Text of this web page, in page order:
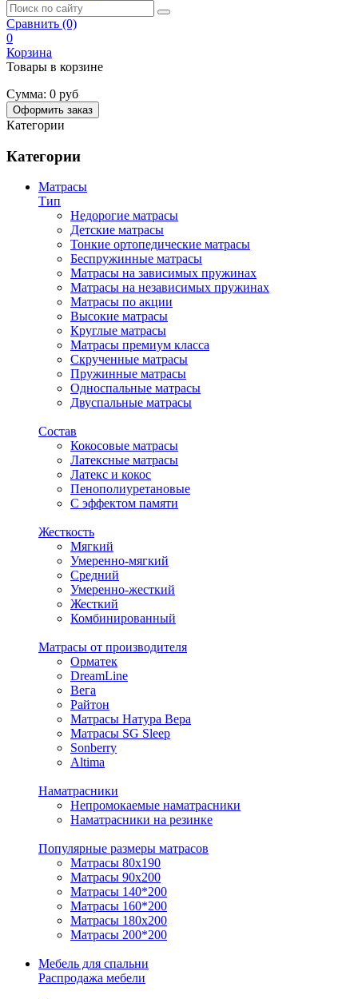
Сравнить (0)
0
Корзина
Товары в корзине
Сумма: 0 руб
Оформить заказ
Категории
Категории
Матрасы
Тип
Недорогие матрасы
Детские матрасы
Тонкие ортопедические матрасы
Беспружинные матрасы
Матрасы на зависимых пружинах
Матрасы на независимых пружинах
Матрасы по акции
Высокие матрасы
Круглые матрасы
Матрасы премиум класса
Скрученные матрасы
Пружинные матрасы
Односпальные матрасы
Двуспальные матрасы
Состав
Кокосовые матрасы
Латексные матрасы
Латекс и кокос
Пенополиуретановые
С эффектом памяти
Жесткость
Мягкий
Умеренно-мягкий
Средний
Умеренно-жесткий
Жесткий
Комбинированный
Матрасы от производителя
Орматек
DreamLine
Вега
Райтон
Матрасы Натура Вера
Матрасы SG Sleep
Sonberry
Altima
Наматрасники
Непромокаемые наматрасники
Наматрасники на резинке
Популярные размеры матрасов
Матрасы 80x190
Матрасы 90x200
Матрасы 140*200
Матрасы 160*200
Матрасы 180x200
Матрасы 200*200
Мебель для спальни
Распродажа мебели